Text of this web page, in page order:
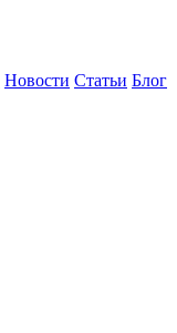
Новости Статьи Блог